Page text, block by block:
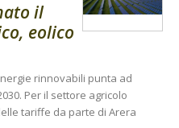
il
eolico
rinnovabili punta ad
Per il settore agricolo
tariffe da parte di Arera